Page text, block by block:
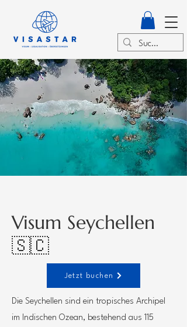
Visum Seychellen
🇸🇨
Jetzt buchen
Die Seychellen sind ein tropisches Archipel
im Indischen Ozean, bestehend aus 115